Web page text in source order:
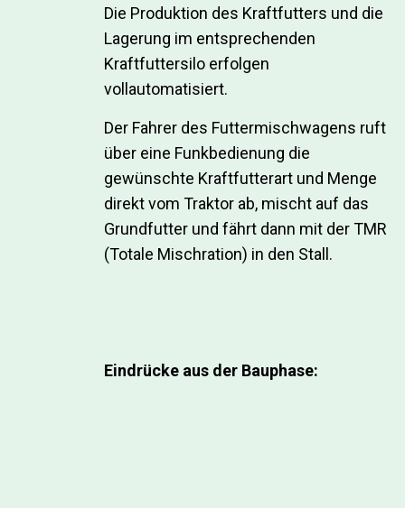
Die Produktion des Kraftfutters und die
Lagerung im entsprechenden
Kraftfuttersilo erfolgen
vollautomatisiert.
Der Fahrer des Futtermischwagens ruft
über eine Funkbedienung die
gewünschte Kraftfutterart und Menge
direkt vom Traktor ab, mischt auf das
Grundfutter und fährt dann mit der TMR
(Totale Mischration) in den Stall.
Eindrücke aus der Bauphase: